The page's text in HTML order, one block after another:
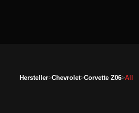
Hersteller>Chevrolet>Corvette Z06>All